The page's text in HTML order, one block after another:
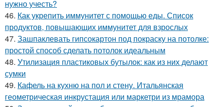
нужно учесть?
46. Как укрепить иммунитет с помощью еды. Список
продуктов, повышающих иммунитет для взрослых
47. Зашпаклевать гипсокартон под покраску на потолке:
простой способ сделать потолок идеальным
48. Утилизация пластиковых бутылок: как из них делают
сумки
49. Кафель на кухню на пол и стену. Итальянская
геометрическая инкрустация или маркетри из мрамора